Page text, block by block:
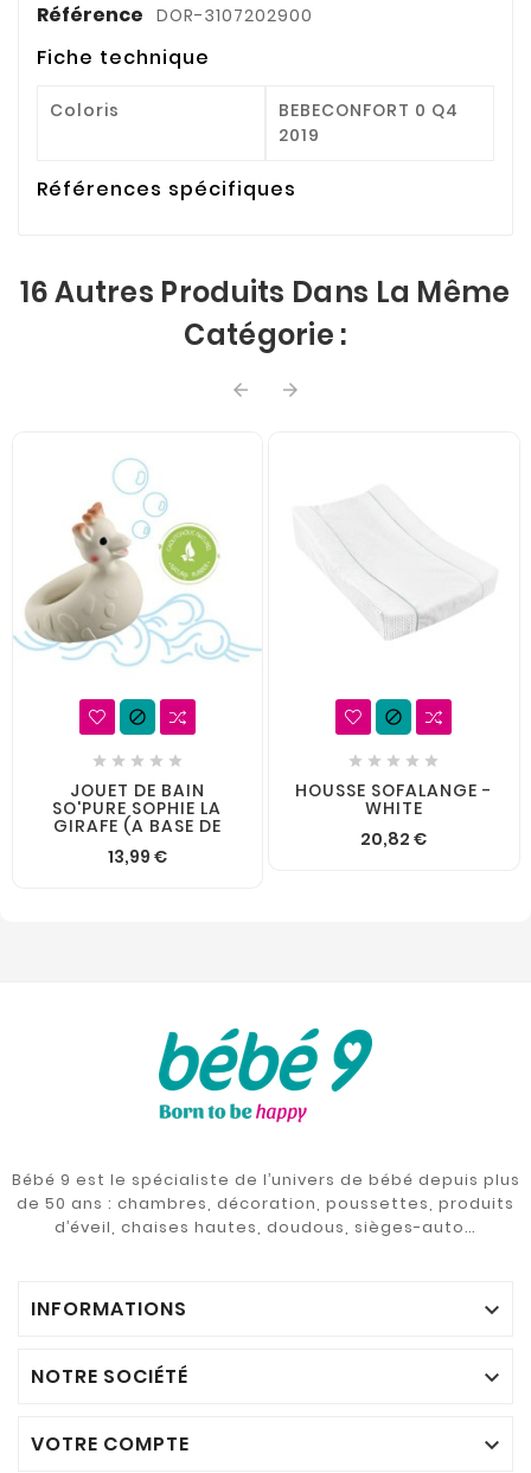
Référence DOR-3107202900
Fiche technique
Coloris
BEBECONFORT 0 Q4
2019
Références spécifiques
16 Autres Produits Dans La Même
Catégorie :
 

    
JOUET DE BAIN
SO'PURE SOPHIE LA
GIRAFE (A BASE DE
13,99 €

    
HOUSSE SOFALANGE -
WHITE
20,82 €
Bébé 9 est le spécialiste de l’univers de bébé depuis plus
de 50 ans : chambres, décoration, poussettes, produits
d’éveil, chaises hautes, doudous, sièges-auto…
INFORMATIONS 
NOTRE SOCIÉTÉ 
VOTRE COMPTE 